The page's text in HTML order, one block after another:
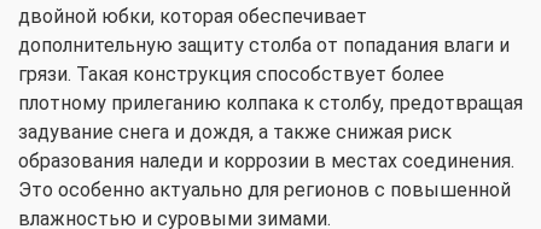
двойной юбки, которая обеспечивает
дополнительную защиту столба от попадания влаги и
грязи. Такая конструкция способствует более
плотному прилеганию колпака к столбу, предотвращая
задувание снега и дождя, а также снижая риск
образования наледи и коррозии в местах соединения.
Это особенно актуально для регионов с повышенной
влажностью и суровыми зимами.